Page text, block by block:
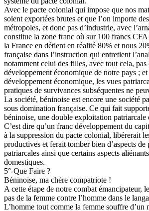
Avec le pacte colonial qui impose que nos
soient exportées brutes et que l’on importe
métropoles, et donc pas d’industrie, avec
constitue la zone franc où sur 100 francs
la France en détient en réalité 80% et nous
française dans l’instruction qui entretient
notamment celui des filles, avec tout cela, pas
développement économique de notre pays ; et
développement économique, les vues
pratiques de survivances subséquentes ne
La société, béninoise est encore une société
sous domination française. Ce qui fait
béninoise, une double exploitation patriarcale
C’est dire qu’un franc développement du
à la suppression du pacte colonial, libérerait
productives et ferait tomber bien d’aspects de
patriarcales ainsi que certains aspects
domestiques.
5°-Que Faire ?
Béninoise, ma chère compatriote !
A cette étape de notre combat émancipateur,
pas de la femme contre l’homme dans le
L’homme tout comme la femme souffre d’un